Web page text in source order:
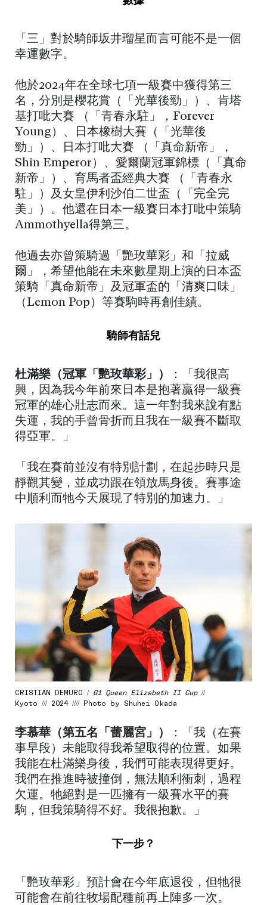
「三」對於騎師坂井瑠星而言可能不是一個
幸運數字。
他於2024年在全球七項一級賽中獲得第三
名，分別是櫻花賞（「光華後勁」）、肯塔
基打吡大賽 （「青春永駐」，Forever
Young）、日本橡樹大賽（「光華後
勁」）、日本打吡大賽 （「真命新帝」，
Shin Emperor）、愛爾蘭冠軍錦標（「真命
新帝」）、育馬者盃經典大賽 （「青春永
駐」）及女皇伊利沙伯二世盃（「完全完
美」）。他還在日本一級賽日本打吡中策騎
Ammothyella得第三。
他過去亦曾策騎過「艷玫華彩」和「拉威
爾」，希望他能在未來數星期上演的日本盃
策騎「真命新帝」及冠軍盃的「清爽口味」
（Lemon Pop）等賽駒時再創佳績。
騎師有話兒
杜滿樂（冠軍「艷玫華彩」）
：「我很高
興，因為我今年前來日本是抱著贏得一級賽
冠軍的雄心壯志而來。這一年對我來說有點
失運，我的手曾骨折而且我在一級賽不斷取
得亞軍。」
「我在賽前並沒有特別計劃，在起步時只是
靜觀其變，並成功跟在領放馬身後。賽事途
中順利而牠今天展現了特別的加速力。」
CRISTIAN DEMURO / G1 Queen Elizabeth II Cup//
Kyoto /// 2024 //// Photo by Shuhei Okada
李慕華（第五名「蕾麗宮」）
：「我（在賽
事早段）未能取得我希望取得的位置。如果
我能在杜滿樂身後，我們可能表現得更好。
我們在推進時被撞倒，無法順利衝刺，過程
欠運。牠絕對是一匹擁有一級賽水平的賽
駒，但我策騎得不好。我很抱歉。」
下一步？
「艷玫華彩」預計會在今年底退役，但牠很
可能會在前往牧場配種前再上陣多一次。